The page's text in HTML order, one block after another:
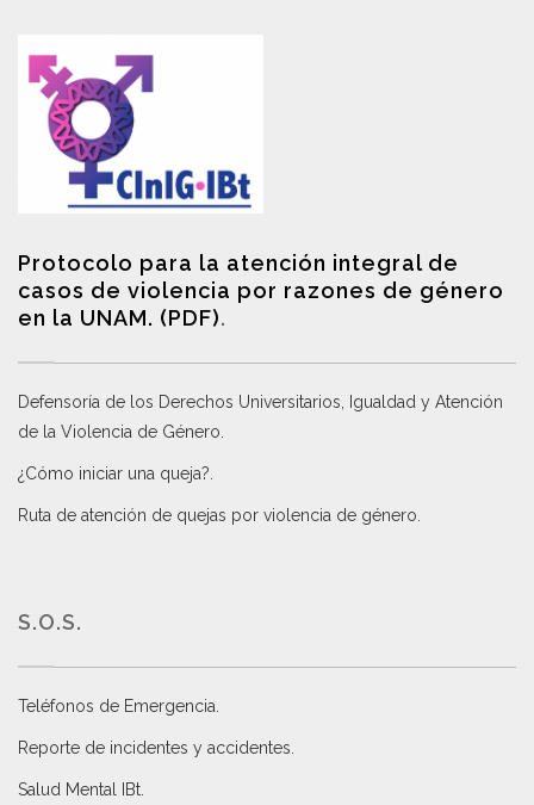
Protocolo para la atención integral de
casos de violencia por razones de género
en la UNAM. (PDF).
Defensoría de los Derechos Universitarios, Igualdad y Atención
de la Violencia de Género
¿Cómo iniciar una queja?
Ruta de atención de quejas por violencia de género
S.O.S.
Teléfonos de Emergencia.
Reporte de incidentes y accidentes
Salud Mental IBt